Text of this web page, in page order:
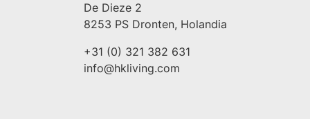
De Dieze 2
8253 PS Dronten, Holandia
+31 (0) 321 382 631
info@hkliving.com